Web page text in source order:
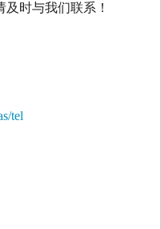
时与我们联系！
tel